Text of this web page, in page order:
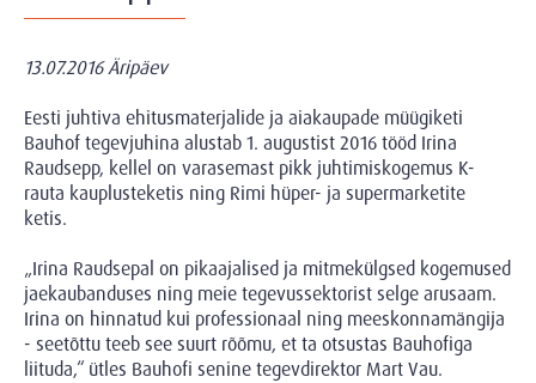
13.07.2016 Äripäev
Eesti juhtiva ehitusmaterjalide ja aiakaupade müügiketi
Bauhof tegevjuhina alustab 1. augustist 2016 tööd Irina
Raudsepp, kellel on varasemast pikk juhtimiskogemus K-
rauta kauplusteketis ning Rimi hüper- ja supermarketite
ketis.
„Irina Raudsepal on pikaajalised ja mitmekülgsed kogemused
jaekaubanduses ning meie tegevussektorist selge arusaam.
Irina on hinnatud kui professionaal ning meeskonnamängija
- seetõttu teeb see suurt rõõmu, et ta otsustas Bauhofiga
liituda,“ ütles Bauhofi senine tegevdirektor Mart Vau.